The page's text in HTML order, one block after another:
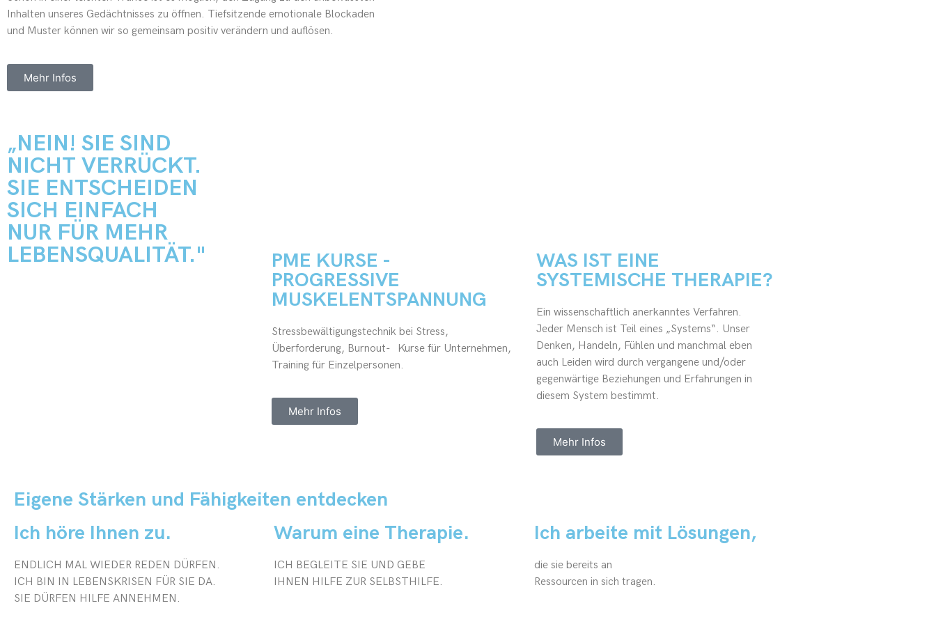
Inhalten unseres Gedächtnisses zu öffnen. Tiefsitzende emotionale Blockaden
und Muster können wir so gemeinsam positiv verändern und auflösen.
Mehr Infos
„NEIN! SIE SIND
NICHT VERRÜCKT.
SIE ENTSCHEIDEN
SICH EINFACH
NUR FÜR MEHR
LEBENSQUALITÄT."
PME KURSE -
PROGRESSIVE
MUSKELENTSPANNUNG
Stressbewältigungstechnik bei Stress,
Überforderung, Burnout- Kurse für Unternehmen,
Training für Einzelpersonen.
Mehr Infos
WAS IST EINE
SYSTEMISCHE THERAPIE?
Ein wissenschaftlich anerkanntes Verfahren.
Jeder Mensch ist Teil eines „Systems“. Unser
Denken, Handeln, Fühlen und manchmal eben
auch Leiden wird durch vergangene und/oder
gegenwärtige Beziehungen und Erfahrungen in
diesem System bestimmt.
Mehr Infos
Eigene Stärken und Fähigkeiten entdecken
Ich höre Ihnen zu.
ENDLICH MAL WIEDER REDEN DÜRFEN.
ICH BIN IN LEBENSKRISEN FÜR SIE DA.
SIE DÜRFEN HILFE ANNEHMEN.
Warum eine Therapie.
ICH BEGLEITE SIE UND GEBE
IHNEN HILFE ZUR SELBSTHILFE.
Ich arbeite mit Lösungen,
die sie bereits an
Ressourcen in sich tragen.